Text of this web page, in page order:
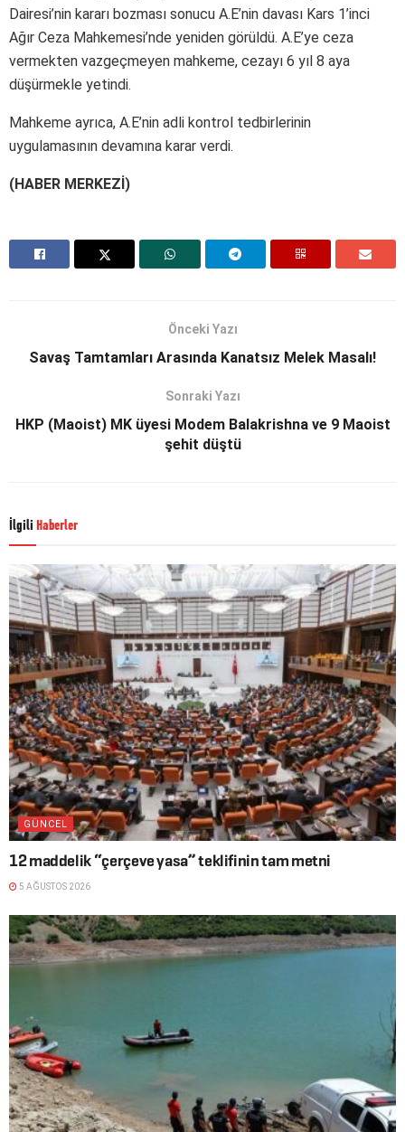
Dairesi’nin kararı bozması sonucu A.E’nin davası Kars 1’inci
Ağır Ceza Mahkemesi’nde yeniden görüldü. A.E’ye ceza
vermekten vazgeçmeyen mahkeme, cezayı 6 yıl 8 aya
düşürmekle yetindi.
Mahkeme ayrıca, A.E’nin adli kontrol tedbirlerinin
uygulamasının devamına karar verdi.
(HABER MERKEZİ)
Önceki Yazı
Savaş Tamtamları Arasında Kanatsız Melek Masalı!
Sonraki Yazı
HKP (Maoist) MK üyesi Modem Balakrishna ve 9 Maoist
şehit düştü
İlgili Haberler
GÜNCEL
12 maddelik “çerçeve yasa” teklifinin tam metni
5 AĞUSTOS 2026